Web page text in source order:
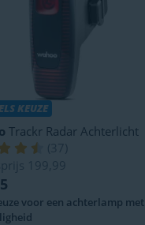
KEUZE
Trackr Radar Achterlicht
( 37
199,99
voor een achterlamp met